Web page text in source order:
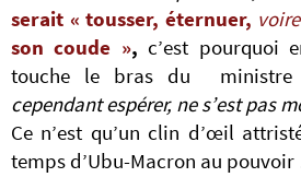
serait « tousser, éternuer, voire
son coude », c’est pourquoi
touche le bras du
cependant espérer, ne s’est pas
Ce n’est qu’un clin d’œil
temps d’Ubu-Macron au